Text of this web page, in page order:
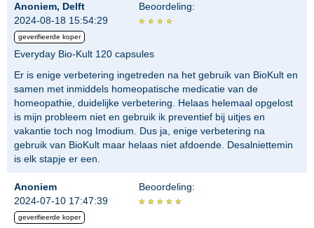
Anoniem, Delft
2024-08-18 15:54:29
geverifieerde koper
Beoordeling:
Everyday Bio-Kult 120 capsules
Er is enige verbetering ingetreden na het gebruik van BioKult en
samen met inmiddels homeopatische medicatie van de
homeopathie, duidelijke verbetering. Helaas helemaal opgelost
is mijn probleem niet en gebruik ik preventief bij uitjes en
vakantie toch nog Imodium. Dus ja, enige verbetering na
gebruik van BioKult maar helaas niet afdoende. Desalniettemin
is elk stapje er een.
Anoniem
2024-07-10 17:47:39
geverifieerde koper
Beoordeling: